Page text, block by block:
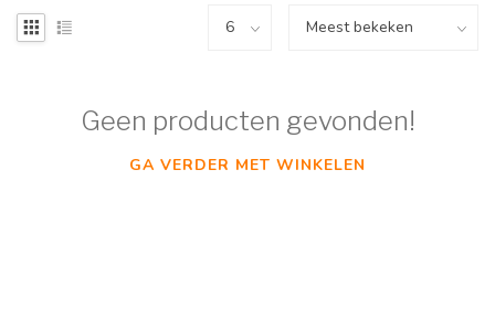
Geen producten gevonden!
GA VERDER MET WINKELEN